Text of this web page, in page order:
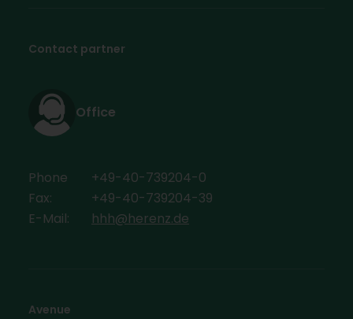
Contact partner
Office
Phone
+49-40-739204-0
Fax:
+49-40-739204-39
E-Mail:
hhh@herenz.de
Avenue